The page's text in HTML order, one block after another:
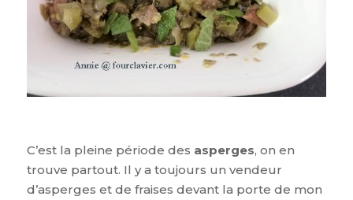
C’est la pleine période des asperges, on en
trouve partout. Il y a toujours un vendeur
d’asperges et de fraises devant la porte de mon